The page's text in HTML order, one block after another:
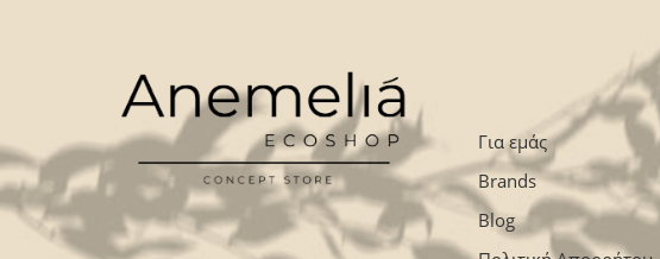
Για εμάς
Brands
Blog